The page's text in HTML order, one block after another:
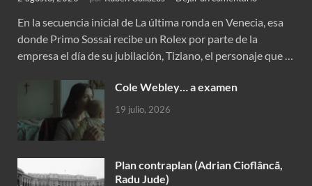
En la secuencia inicial de La última ronda en Venecia, esa
donde Primo Sossai recibe un Rolex por parte de la
empresa el día de su jubilación, Tiziano, el personaje que …
Cole Webley… a examen
19 julio, 2026
Plan contraplan (Adrian Cioflâncã,
Radu Jude)